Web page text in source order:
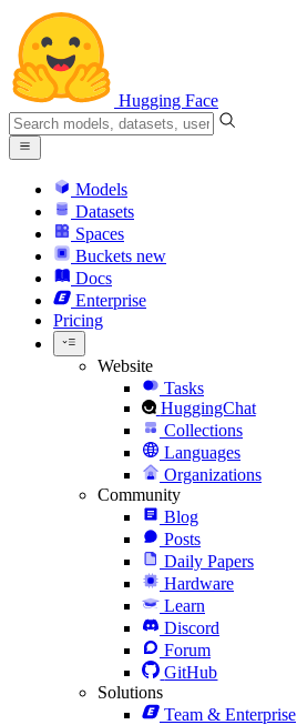
Hugging Face
Models
Datasets
Spaces
Buckets new
Docs
Enterprise
Pricing
Website
Tasks
HuggingChat
Collections
Languages
Organizations
Community
Blog
Posts
Daily Papers
Hardware
Learn
Discord
Forum
GitHub
Solutions
Team & Enterprise